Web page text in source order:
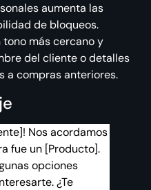
aumenta las
de bloqueos.
más cercano y
del cliente o detalles
a compras anteriores.
Nos acordamos
fue un [Producto].
opciones
¿Te